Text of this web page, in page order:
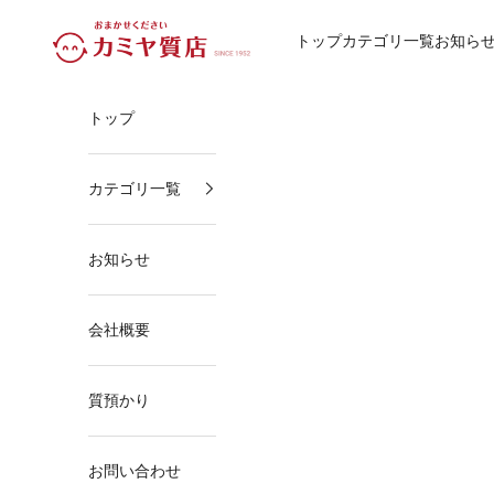
カミヤ質店
トップカテゴリ一覧お知ら
トップ
カテゴリ一覧
お知らせ
会社概要
質預かり
お問い合わせ